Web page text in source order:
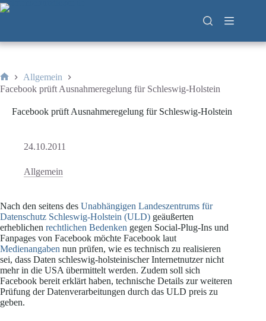
Zum
Inhalt
Start
Allgemein
Facebook prüft Ausnahmeregelung für Schleswig-Holstein
Facebook prüft Ausnahmeregelung für Schleswig-Holstein
24.10.2011
Allgemein
Nach den seitens des Unabhängigen Landeszentrums für
Datenschutz Schleswig-Holstein (ULD) geäußerten
erheblichen rechtlichen Bedenken gegen Social-Plug-Ins und
Fanpages von Facebook möchte Facebook laut
Medienangaben nun prüfen, wie es technisch zu realisieren
sei, dass Daten schleswig-holsteinischer Internetnutzer nicht
mehr in die USA übermittelt werden. Zudem soll sich
Facebook bereit erklärt haben, technische Details zur weiteren
Prüfung der Datenverarbeitungen durch das ULD preis zu
geben.